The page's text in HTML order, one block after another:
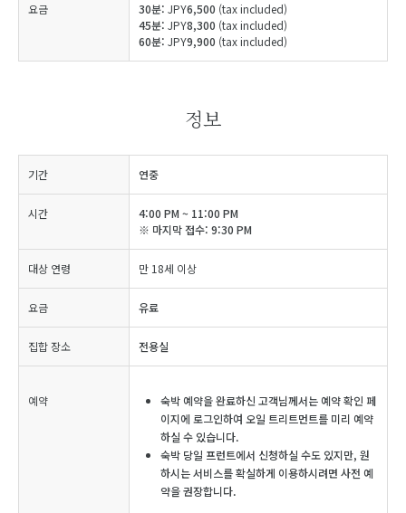
요금 30분: JPY6,500 (tax included)
45분: JPY8,300 (tax included)
60분: JPY9,900 (tax included)
정보
기간 연중
시간
4:00 PM ~ 11:00 PM
※ 마지막 접수: 9:30 PM
대상 연령 만 18세 이상
요금 유료
집합 장소 전용실
예약
숙박 예약을 완료하신 고객님께서는 예약 확인 페
이지에 로그인하여 오일 트리트먼트를 미리 예약
하실 수 있습니다.
숙박 당일 프런트에서 신청하실 수도 있지만, 원
하시는 서비스를 확실하게 이용하시려면 사전 예
약을 권장합니다.